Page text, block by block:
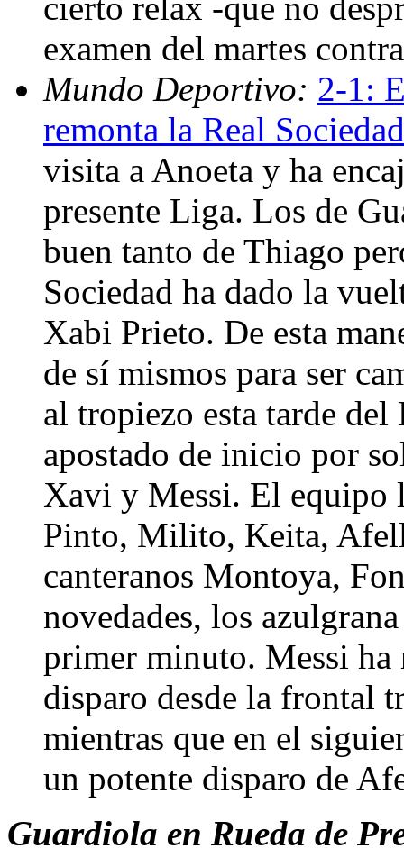
examen del martes
Mundo Deportivo: 2-1:
remonta la Real Sociedad
visita a Anoeta y ha
presente Liga. Los de
buen tanto de Thiago
Sociedad ha dado la
Xabi Prieto. De esta
de sí mismos para ser
al tropiezo esta tarde
apostado de inicio por
Xavi y Messi. El equipo
Pinto, Milito, Keita,
canteranos Montoya,
novedades, los
primer minuto. Messi ha
disparo desde la frontal
mientras que en el
un potente disparo de
Guardiola en Rueda de